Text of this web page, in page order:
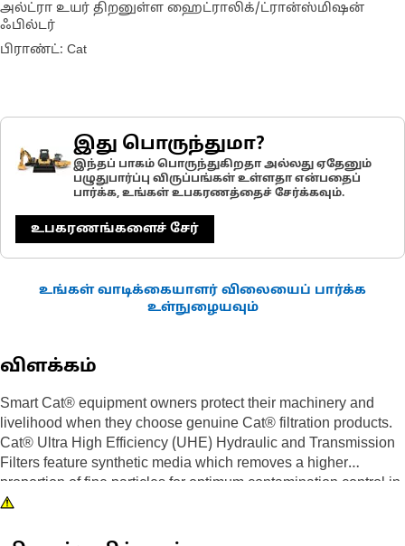
அல்ட்ரா உயர் திறனுள்ள ஹைட்ராலிக்/ட்ரான்ஸ்மிஷன்
ஃபில்டர்
பிராண்ட்: Cat
இது பொருந்துமா?
இந்தப் பாகம் பொருந்துகிறதா அல்லது ஏதேனும்
பழுதுபார்ப்பு விருப்பங்கள் உள்ளதா என்பதைப்
பார்க்க, உங்கள் உபகரணத்தைச் சேர்க்கவும்.
உபகரணங்களைச் சேர்
உங்கள் வாடிக்கையாளர் விலையைப் பார்க்க
உள்நுழையவும்
விளக்கம்
Smart Cat® equipment owners protect their machinery and
livelihood when they choose genuine Cat® filtration products.
Cat® Ultra High Efficiency (UHE) Hydraulic and Transmission
Filters feature synthetic media which removes a higher
proportion of fine particles for optimum contamination control in
the most severe applications.